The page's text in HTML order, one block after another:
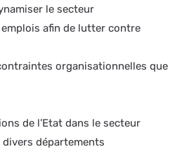
le secteur
afin de lutter contre
organisationnelles que
de l’Etat dans le secteur
départements